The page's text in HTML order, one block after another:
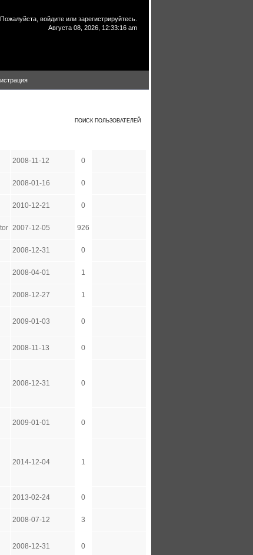
. Пожалуйста, войдите или зарегистрируйтесь
Августа 08, 2026, 12:33:16 am
ПОИСК ПОЛЬЗОВАТЕЛЕЙ
2008-11-12 0
2008-01-16 0
2010-12-21 0
2007-12-05 926
2008-12-31 0
2008-04-01 1
2008-12-27 1
2009-01-03 0
2008-11-13 0
2008-12-31 0
2009-01-01 0
2014-12-04 1
2013-02-24 0
2008-07-12 3
2008-12-31 0